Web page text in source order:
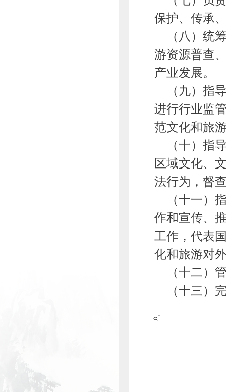
保护、传承
（八）统
游资源普查
产业发展。
（九）指
进行行业监
范文化和旅
（十）指
区域文化、
法行为，督
（十一）
作和宣传、
工作，代表
化和旅游对
（十二）
（十三）